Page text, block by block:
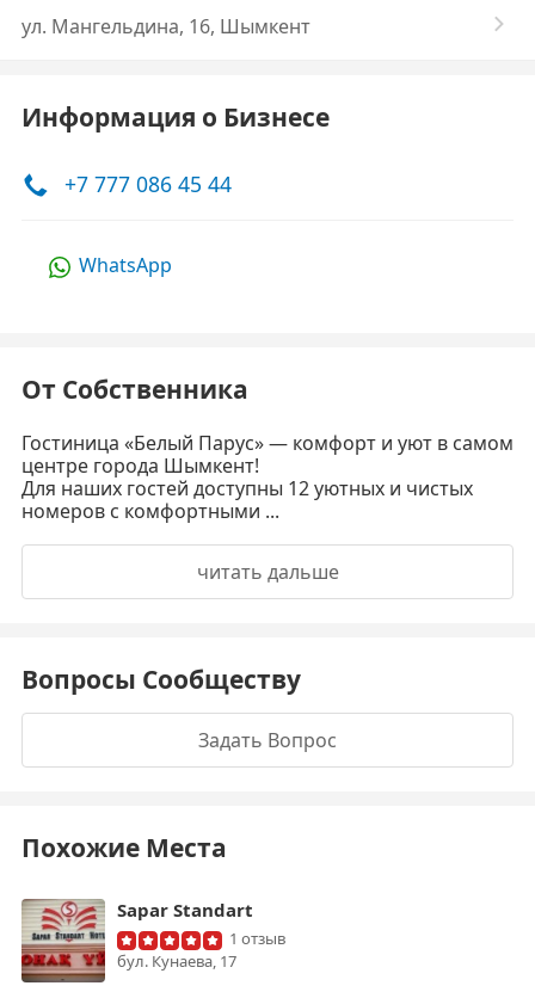
ул. Мангельдина, 16, Шымкент
Информация о Бизнесе
+7 777 086 45 44
WhatsApp
От Собственника
Гостиница «Белый Парус» — комфорт и уют в самом
центре города Шымкент!
Для наших гостей доступны 12 уютных и чистых
номеров с комфортными ...
читать дальше
Вопросы Сообществу
Задать Вопрос
Похожие Места
Sapar Standart
1 отзыв
бул. Кунаева, 17